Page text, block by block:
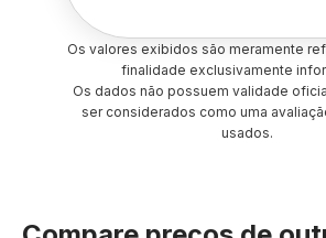
Os valores exibidos são meramente
finalidade exclusivamente
Os dados não possuem validade
ser considerados como uma
usados.